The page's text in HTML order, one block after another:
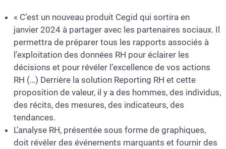
« C’est un nouveau produit Cegid qui sortira en
janvier 2024 à partager avec les partenaires sociaux. Il
permettra de préparer tous les rapports associés à
l’exploitation des données RH pour éclairer les
décisions et pour révéler l’excellence de vos actions
RH (…) Derrière la solution Reporting RH et cette
proposition de valeur, il y a des hommes, des individus,
des récits, des mesures, des indicateurs, des
tendances.
L’analyse RH, présentée sous forme de graphiques,
doit révéler des événements marquants et fournir des